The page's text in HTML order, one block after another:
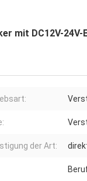
mit DC12V-24V-
der Art: